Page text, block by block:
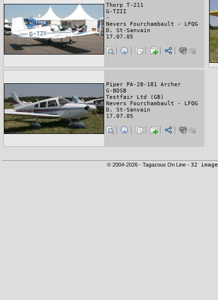
Thorp T-211
G-TZII
-
Nevers Fourchambault - LFQG
D. St-Sanvain
17.07.05
Piper PA-28-181 Archer
G-BDSB
Testfair Ltd (GB)
Nevers Fourchambault - LFQG
D. St-Sanvain
17.07.05
© 2004-2026 - Tagazous On Line - 32